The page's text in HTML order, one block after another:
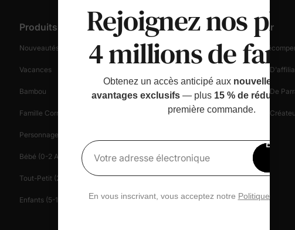
Produits
Nouveautés Et En Vedette
Vacances
Bambou
Famille Correspondante
Personnages
Bébé (0-2 Ans)
Tout-Petit (2-6 Ans)
Enfants (5-12 Ans)
Support Client
Suivez Votre Commande
Démarrer Un Retour
Politique De Retour
Centre D'aide
Contactez-Nous
Gérez Votre Vie Privée
Découvrir
Fidélité &
Programme
Programme De
Programme
Patlife
Rejoignez nos plus
4 millions de
Obtenez un accès anticipé aux nouvelles
avantages exclusifs— plus 15 % de réduction
première commande.
Votre adresse électronique
En vous inscrivant, vous acceptez notre Politique de